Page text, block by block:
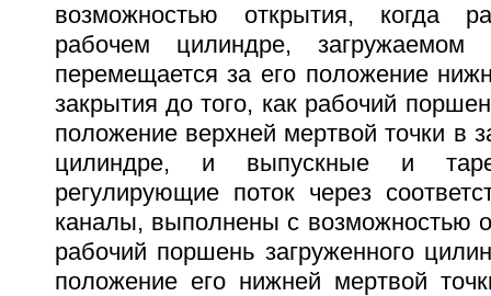
возможностью открытия, когда
рабочем цилиндре, загружаемом
перемещается за его положение
закрытия до того, как рабочий
положение верхней мертвой точки в
цилиндре, и выпускные и
регулирующие поток через
каналы, выполнены с возможностью
рабочий поршень загруженного
положение его нижней мертвой